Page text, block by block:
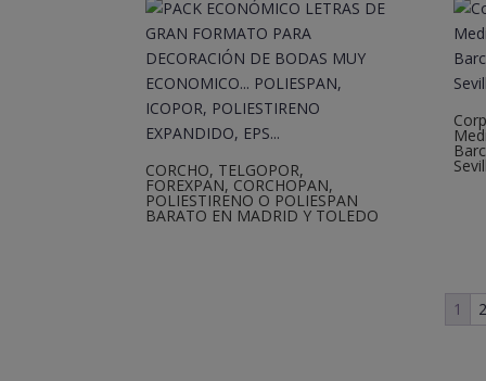
CORCHO, TELGOPOR,
FOREXPAN, CORCHOPAN,
POLIESTIRENO O POLIESPAN
BARATO EN MADRID Y TOLEDO
1 2